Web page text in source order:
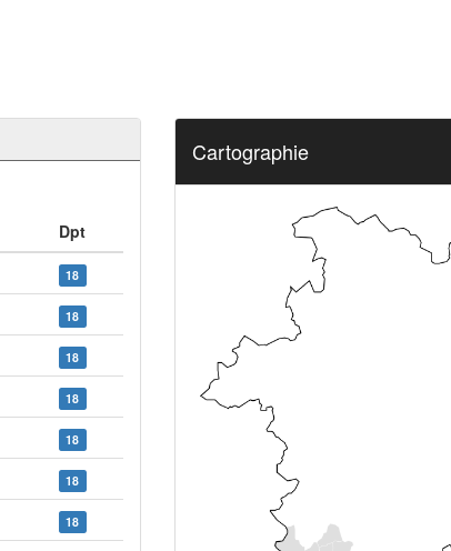
Dpt
18
18
18
18
18
18
18
Cartographie